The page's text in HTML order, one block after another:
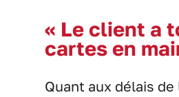
« Le client a
cartes en
Quant aux délais